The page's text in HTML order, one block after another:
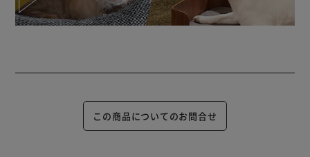
この商品についてのお問合せ